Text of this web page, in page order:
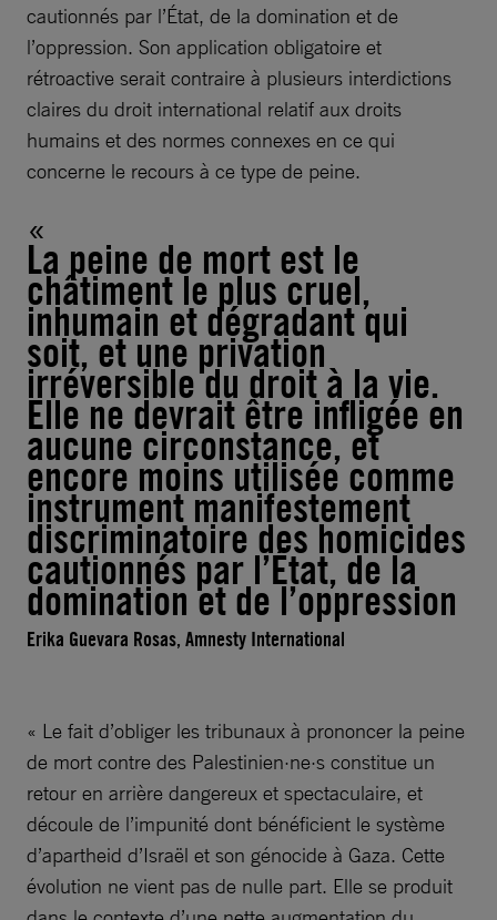
cautionnés par l’État, de la domination et de
l’oppression. Son application obligatoire et
rétroactive serait contraire à plusieurs interdictions
claires du droit international relatif aux droits
humains et des normes connexes en ce qui
concerne le recours à ce type de peine.
La peine de mort est le
châtiment le plus cruel,
inhumain et dégradant qui
soit, et une privation
irréversible du droit à la vie.
Elle ne devrait être infligée en
aucune circonstance, et
encore moins utilisée comme
instrument manifestement
discriminatoire des homicides
cautionnés par l’État, de la
domination et de l’oppression
Erika Guevara Rosas, Amnesty International
« Le fait d’obliger les tribunaux à prononcer la peine
de mort contre des Palestinien·ne·s constitue un
retour en arrière dangereux et spectaculaire, et
découle de l’impunité dont bénéficient le système
d’apartheid d’Israël et son génocide à Gaza. Cette
évolution ne vient pas de nulle part. Elle se produit